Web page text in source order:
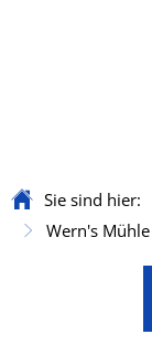
Sie sind hier:
Wern's Mühle